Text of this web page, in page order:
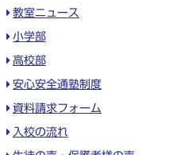
教室ニュース
小学部
高校部
安心安全通塾制度
資料請求フォーム
入校の流れ